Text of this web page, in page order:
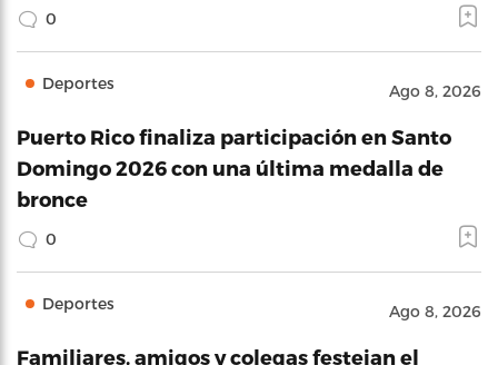
0
Deportes Ago 8, 2026
Puerto Rico finaliza participación en Santo
Domingo 2026 con una última medalla de
bronce
0
Deportes Ago 8, 2026
Familiares, amigos y colegas festejan el